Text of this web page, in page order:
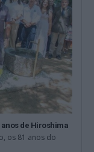
de Hiroshima
os 81 anos do